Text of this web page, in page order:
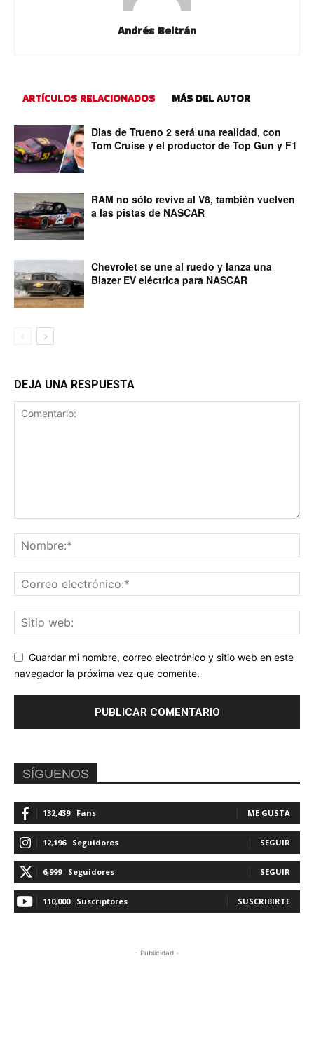
Andrés Beltrán
ARTÍCULOS RELACIONADOS MÁS DEL AUTOR
Dias de Trueno 2 será una realidad, con
Tom Cruise y el productor de Top Gun y F1
RAM no sólo revive al V8, también vuelven
a las pistas de NASCAR
Chevrolet se une al ruedo y lanza una
Blazer EV eléctrica para NASCAR
DEJA UNA RESPUESTA
Guardar mi nombre, correo electrónico y sitio web en este
navegador la próxima vez que comente.
SÍGUENOS
132,439 Fans ME GUSTA
12,196 Seguidores SEGUIR
6,999 Seguidores SEGUIR
110,000 Suscriptores SUSCRIBIRTE
- Publicidad -